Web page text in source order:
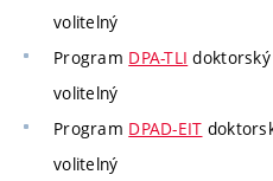
volitelný
Program DPA-TLI
volitelný
Program DPAD-EIT
volitelný